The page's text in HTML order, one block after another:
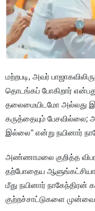
மற்றபடி, அவர்
தொடங்கப் போகிறார்
தலைமையிடமோ அல்லது
கருத்தையும்
இல்லை" என்று நயினார்
அண்ணாமலை குறித்த
தற்போதைய
மீது நயினார்
குற்றச்சாட்டுகளை